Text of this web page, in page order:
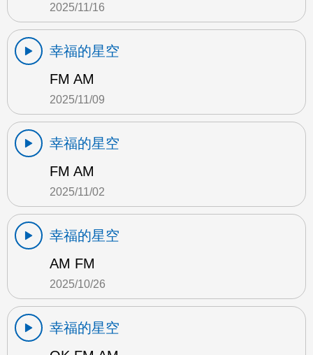
2025/11/16
幸福的星空
FM AM
2025/11/09
幸福的星空
FM AM
2025/11/02
幸福的星空
AM FM
2025/10/26
幸福的星空